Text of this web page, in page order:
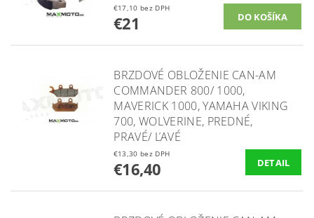
€17,10 bez DPH
€21
BRZDOVÉ OBLOŽENIE CAN-AM
COMMANDER 800/ 1000,
MAVERICK 1000, YAMAHA VIKING
700, WOLVERINE, PREDNÉ,
PRAVÉ/ ĽAVÉ
€13,30 bez DPH
€16,40 DETAIL